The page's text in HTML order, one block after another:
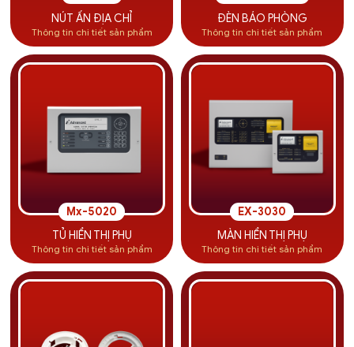
NÚT ẤN ĐỊA CHỈ
Thông tin chi tiết sản phẩm
ĐÈN BÁO PHÒNG
Thông tin chi tiết sản phẩm
Mx-5020
TỦ HIỂN THỊ PHỤ
Thông tin chi tiết sản phẩm
EX-3030
MÀN HIỂN THỊ PHỤ
Thông tin chi tiết sản phẩm